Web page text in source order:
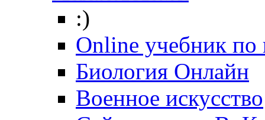
:)
Online учебник по
Биология Онлайн
Военное искусство